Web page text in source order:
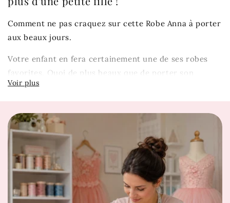
Comment ne pas craquez sur cette Robe Anna à porter
aux beaux jours.
Votre enfant en fera certainement une de ses robes
favorites. Quoi de plus beaux que de porter son
Héroïne Disney préférée.
Robe de couleur rose
Matière: coton et polyester
Manche courte
Col rond
Ruban scintillant à la taille
Jupe doublée en tulle ornée de paillette